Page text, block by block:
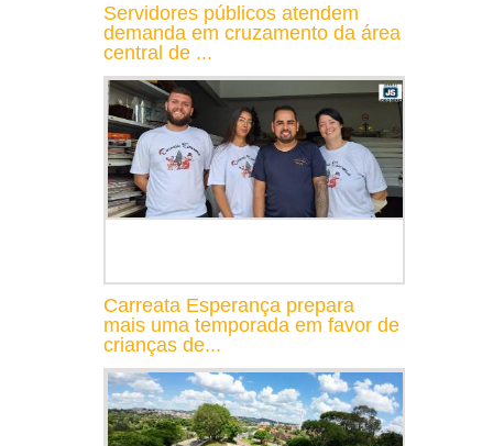
Servidores públicos atendem
demanda em cruzamento da área
central de ...
Carreata Esperança prepara
mais uma temporada em favor de
crianças de...